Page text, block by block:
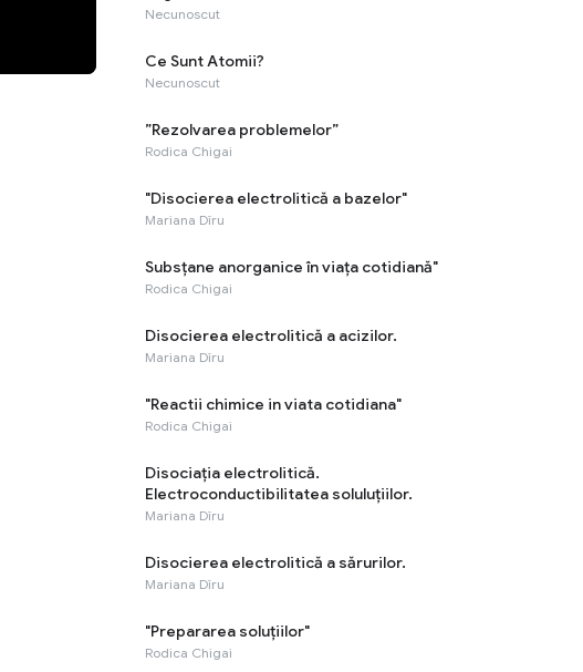
Necunoscut
Ce Sunt Atomii?
Necunoscut
”Rezolvarea problemelor”
Rodica Chigai
"Disocierea electrolitică a bazelor"
Mariana Dîru
Subsțane anorganice în viața cotidiană"
Rodica Chigai
Disocierea electrolitică a acizilor.
Mariana Dîru
"Reactii chimice in viata cotidiana"
Rodica Chigai
Disociaţia electrolitică.
Electroconductibilitatea soluluţiilor.
Mariana Dîru
Disocierea electrolitică a sărurilor.
Mariana Dîru
"Prepararea soluțiilor"
Rodica Chigai